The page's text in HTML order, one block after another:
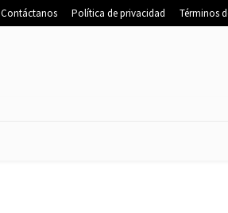
Contáctanos Política de privacidad Términos